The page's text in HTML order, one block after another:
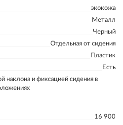
экокожа
Металл
Черный
Отдельная от сидения
Пластик
Есть
наклона и фиксацией сидения в
16 900